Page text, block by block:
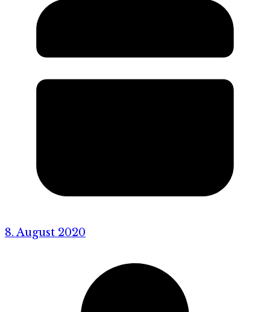
8. August 2020